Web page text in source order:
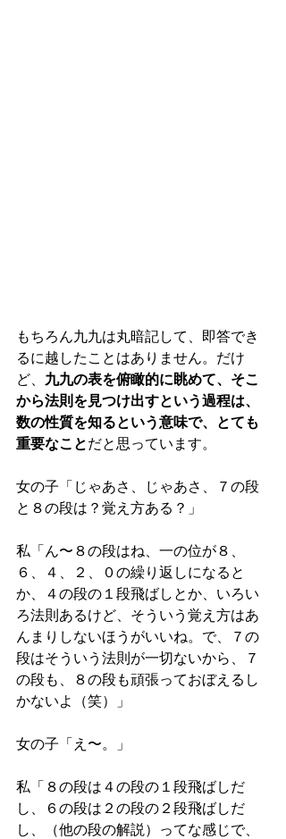
もちろん九九は丸暗記して、即答でき
るに越したことはありません。だけ
ど、 九九の表を俯瞰的に眺めて、そこ
から法則を見つけ出すという過程は、
数の性質を知るという意味で、とても
重要なことだと思っています。
女の子「じゃあさ、じゃあさ、７の段
と８の段は？覚え方ある？」
私「ん〜８の段はね、一の位が８、
６、４、２、０の繰り返しになると
か、４の段の１段飛ばしとか、いろい
ろ法則あるけど、そういう覚え方はあ
んまりしないほうがいいね。で、７の
段はそういう法則が一切ないから、７
の段も、８の段も頑張っておぼえるし
かないよ（笑）」
女の子「え〜。」
私「８の段は４の段の１段飛ばしだ
し、６の段は２の段の２段飛ばしだ
し、（他の段の解説）ってな感じで、